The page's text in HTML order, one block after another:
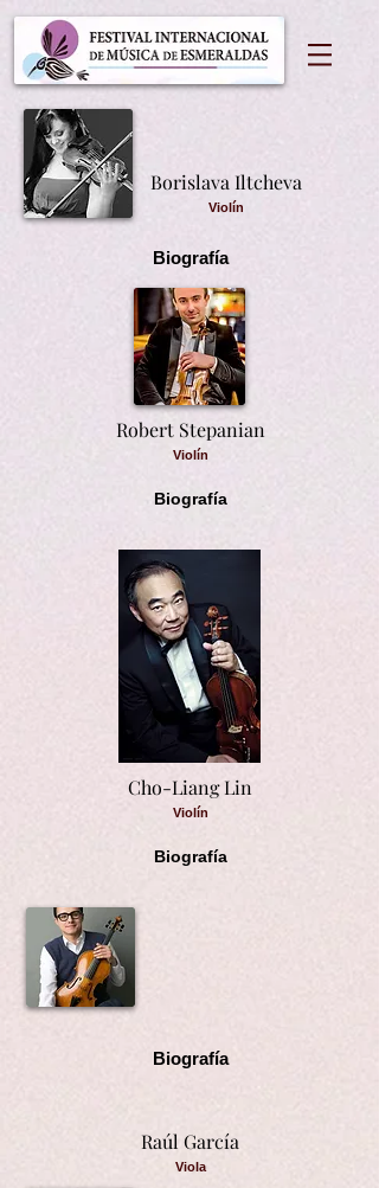
Borislava Iltcheva
Violín
Biografía
Robert Stepanian
Violín
Biografía
Cho-Liang Lin
Violín
Biografía
Biografía
Raúl García
Viola